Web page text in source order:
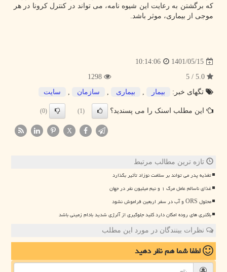
که برگشتن به رعایت این شیوه نامه، می تواند در کنترل کرونا در هر
موجی از بیماری، موثر باشد.
1401/05/15
10:14:06
تگهای خبر:
بیمار , بیماری , سازمان , سایت
این مطلب اسنک را می پسندید؟ (1)
(0)
X
تازه ترین مطالب مرتبط
تغذیه پدر می تواند بر سلامت نوزاد تأثیر بگذارد
غذای ناسالم عامل مرگ ۱ و نیم میلیون نفر در جهان
محلول ORS و آب در سفر اربعین فراموش نشود
باکتری های روده امکان دارد کلید جلوگیری از آلرژی شدید بادام زمینی باشد
نظرات بینندگان در مورد این مطلب
لطفا شما همنظر دهید